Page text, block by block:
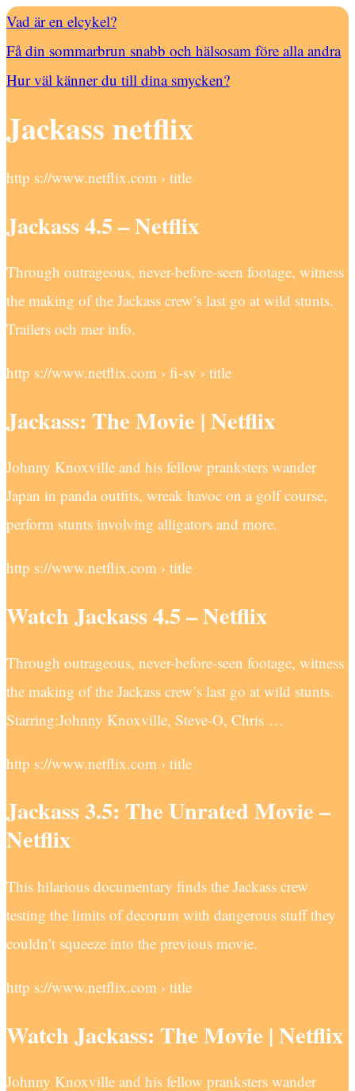
Vad är en elcykel?
Få din sommarbrun snabb och hälsosam före alla andra
Hur väl känner du till dina smycken?
Jackass netflix
http s://www.netflix.com › title
Jackass 4.5 – Netflix
Through outrageous, never-before-seen footage, witness
the making of the Jackass crew’s last go at wild stunts.
Trailers och mer info.
http s://www.netflix.com › fi-sv › title
Jackass: The Movie | Netflix
Johnny Knoxville and his fellow pranksters wander
Japan in panda outfits, wreak havoc on a golf course,
perform stunts involving alligators and more.
http s://www.netflix.com › title
Watch Jackass 4.5 – Netflix
Through outrageous, never-before-seen footage, witness
the making of the Jackass crew’s last go at wild stunts.
Starring:Johnny Knoxville, Steve-O, Chris …
http s://www.netflix.com › title
Jackass 3.5: The Unrated Movie –
Netflix
This hilarious documentary finds the Jackass crew
testing the limits of decorum with dangerous stuff they
couldn’t squeeze into the previous movie.
http s://www.netflix.com › title
Watch Jackass: The Movie | Netflix
Johnny Knoxville and his fellow pranksters wander